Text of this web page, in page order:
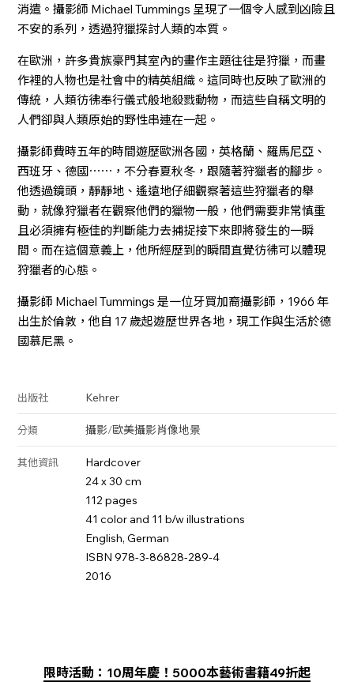
消遣。攝影師 Michael Tummings 呈現了一個令人感到凶險且
不安的系列，透過狩獵探討人類的本質。
在歐洲，許多貴族豪門其室內的畫作主題往往是狩獵，而畫
作裡的人物也是社會中的精英組織。這同時也反映了歐洲的
傳統，人類彷彿奉行儀式般地殺戮動物，而這些自稱文明的
人們卻與人類原始的野性串連在一起。
攝影師費時五年的時間遊歷歐洲各國，英格蘭、羅馬尼亞、
西班牙、德國⋯⋯，不分春夏秋冬，跟隨著狩獵者的腳步。
他透過鏡頭，靜靜地、遙遠地仔細觀察著這些狩獵者的舉
動，就像狩獵者在觀察他們的獵物一般，他們需要非常慎重
且必須擁有極佳的判斷能力去捕捉接下來即將發生的一瞬
間。而在這個意義上，他所經歷到的瞬間直覺彷彿可以體現
狩獵者的心態。
攝影師 Michael Tummings 是一位牙買加裔攝影師，1966 年
出生於倫敦，他自 17 歲起遊歷世界各地，現工作與生活於德
國慕尼黑。
出版社 Kehrer
分類 攝影/歐美攝影肖像地景
其他資訊
Hardcover
24 x 30 cm
112 pages
41 color and 11 b/w illustrations
English, German
ISBN 978-3-86828-289-4
2016
限時活動：10周年慶！5000本藝術書籍49折起